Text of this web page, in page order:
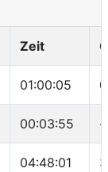
Zeit
01:00:05
00:03:55 -
04:48:01